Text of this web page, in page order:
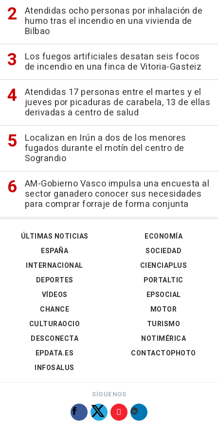
Atendidas ocho personas por inhalación de
humo tras el incendio en una vivienda de
Bilbao
Los fuegos artificiales desatan seis focos
de incendio en una finca de Vitoria-Gasteiz
Atendidas 17 personas entre el martes y el
jueves por picaduras de carabela, 13 de ellas
derivadas a centro de salud
Localizan en Irún a dos de los menores
fugados durante el motín del centro de
Sograndio
AM-Gobierno Vasco impulsa una encuesta al
sector ganadero conocer sus necesidades
para comprar forraje de forma conjunta
ÚLTIMAS NOTICIAS
ESPAÑA
INTERNACIONAL
DEPORTES
VÍDEOS
ECONOMÍA
SOCIEDAD
CIENCIAPLUS
PORTALTIC
EPSOCIAL
CHANCE
CULTURAOCIO
DESCONECTA
EPDATA.ES
INFOSALUS
MOTOR
TURISMO
NOTIMÉRICA
CONTACTOPHOTO
SÍGUENOS